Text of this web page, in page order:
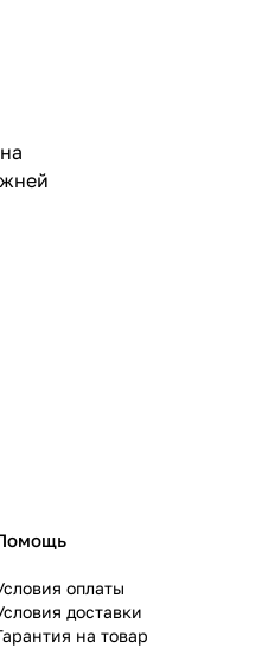
оплаты
доставки
на товар